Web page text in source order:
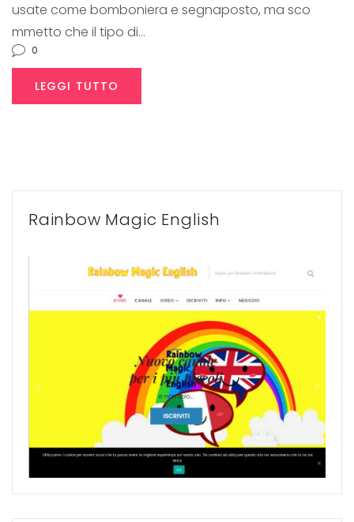
usate come bomboniera e segnaposto, ma sco
mmetto che il tipo di…
0
LEGGI TUTTO
Rainbow Magic English